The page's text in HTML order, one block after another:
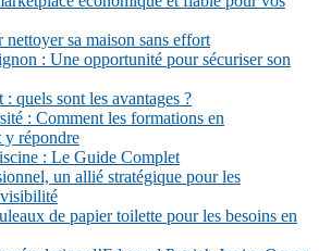
sa maison sans effort
: Une opportunité pour sécuriser son
quels sont les avantages ?
: Comment les formations en
y répondre
: Le Guide Complet
un allié stratégique pour les
visibilité
de papier toilette pour les besoins en